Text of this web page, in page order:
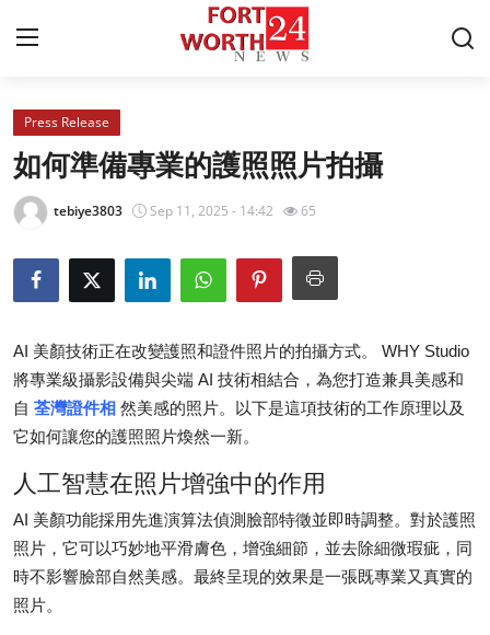
Home
Press Release
Privacy Policy
About
News Network
Submit Press Release
Guest Posting
Press Release
如何準備專業的護照照片拍攝
tebiye3803 Sep 11, 2025 - 14:42 65
AI 美顏技術正在改變護照和證件照片的拍攝方式。 WHY Studio
將專業級攝影設備與尖端 AI 技術相結合，為您打造兼具美感和
自 荃灣證件相 然美感的照片。以下是這項技術的工作原理以及
它如何讓您的護照照片煥然一新。
人工智慧在照片增強中的作用
AI 美顏功能採用先進演算法偵測臉部特徵並即時調整。對於護照
照片，它可以巧妙地平滑膚色，增強細節，並去除細微瑕疵，同
時不影響臉部自然美感。最終呈現的效果是一張既專業又真實的
照片。